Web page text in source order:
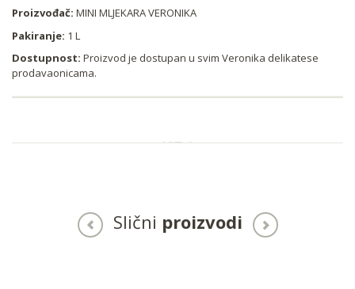
Proizvođač: MINI MLJEKARA VERONIKA
Pakiranje: 1 L
Dostupnost: Proizvod je dostupan u svim Veronika delikatese
prodavaonicama.
Slični proizvodi